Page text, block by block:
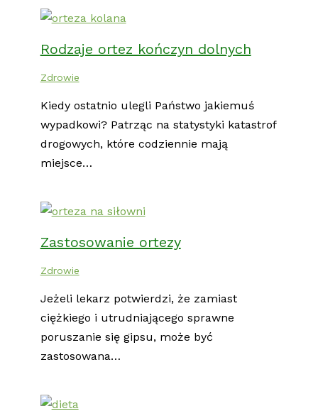
Rodzaje ortez kończyn dolnych
Zdrowie
Kiedy ostatnio ulegli Państwo jakiemuś
wypadkowi? Patrząc na statystyki katastrof
drogowych, które codziennie mają
miejsce…
Zastosowanie ortezy
Zdrowie
Jeżeli lekarz potwierdzi, że zamiast
ciężkiego i utrudniającego sprawne
poruszanie się gipsu, może być
zastosowana…